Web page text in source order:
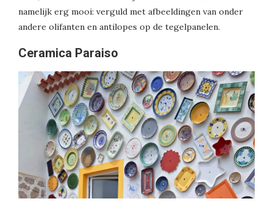
namelijk erg mooi: verguld met afbeeldingen van onder
andere olifanten en antilopes op de tegelpanelen.
Ceramica Paraiso